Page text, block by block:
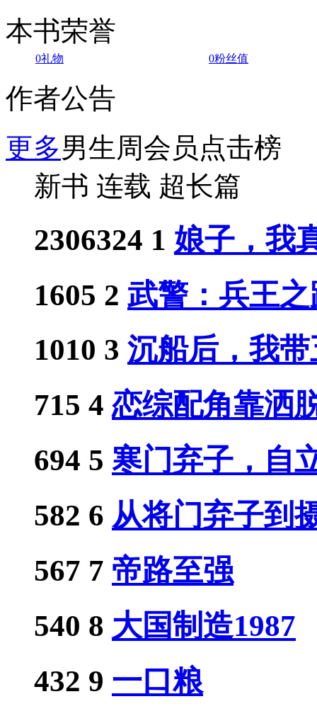
本书荣誉
0礼物 0粉丝值
作者公告
更多男生周会员点击榜
新书 连载 超长篇
2306324 1 娘子，我
1605 2 武警：兵王之
1010 3 沉船后，我带
715 4 恋综配角靠洒
694 5 寒门弃子，自
582 6 从将门弃子到
567 7 帝路至强
540 8 大国制造1987
432 9 一口粮